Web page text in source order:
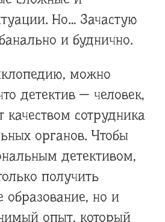
Но… Зачастую
и буднично.
можно
детектив — человек,
качеством сотрудника
органов. Чтобы
детективом,
получить
образование, но и
опыт, который